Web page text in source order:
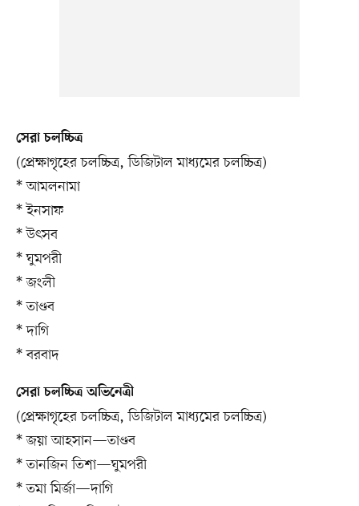
সেরা চলচ্চিত্র
(প্রেক্ষাগৃহের চলচ্চিত্র, ডিজিটাল মাধ্যমের চলচ্চিত্র)
* আমলনামা
* ইনসাফ
* উৎসব
* ঘুমপরী
* জংলী
* তাণ্ডব
* দাগি
* বরবাদ
সেরা চলচ্চিত্র অভিনেত্রী
(প্রেক্ষাগৃহের চলচ্চিত্র, ডিজিটাল মাধ্যমের চলচ্চিত্র)
* জয়া আহসান—তাণ্ডব
* তানজিন তিশা—ঘুমপরী
* তমা মির্জা—দাগি